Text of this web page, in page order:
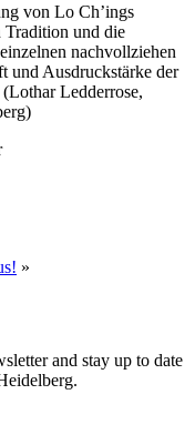
von Lo Ch’ings
Tradition und die
nachvollziehen
und Ausdruckstärke der
Ledderrose,
»
and stay up to date